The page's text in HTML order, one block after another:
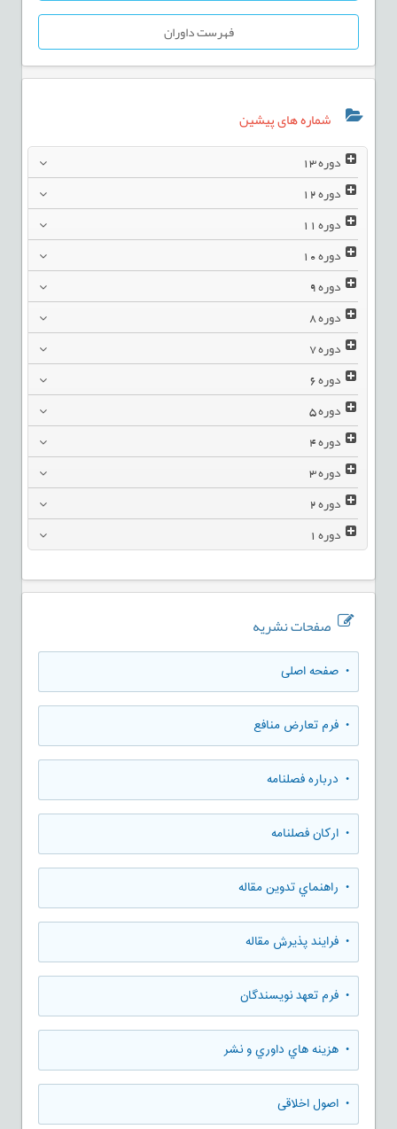
فهرست داوران
شماره های پیشین
دوره13
دوره12
دوره11
دوره10
دوره9
دوره8
دوره7
دوره6
دوره5
دوره4
دوره3
دوره2
دوره1
صفحات نشریه
• صفحه اصلی
• فرم تعارض منافع
• درباره فصلنامه
• ارکان فصلنامه
• راهنماي تدوين مقاله
• فرایند پذیرش مقاله
• فرم تعهد نويسندگان
• هزينه هاي داوري و نشر
• اصول اخلاقی